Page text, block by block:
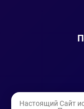
Настоящий Сайт